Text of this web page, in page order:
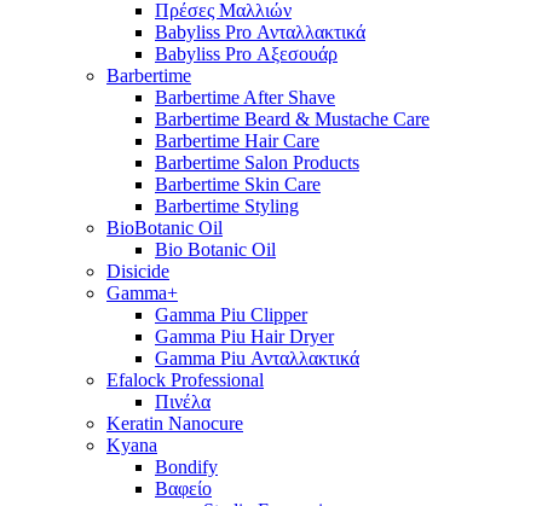
Πρέσες Μαλλιών
Babyliss Pro Ανταλλακτικά
Babyliss Pro Αξεσουάρ
Barbertime
Barbertime After Shave
Barbertime Beard & Mustache Care
Barbertime Hair Care
Barbertime Salon Products
Barbertime Skin Care
Barbertime Styling
BioBotanic Oil
Bio Botanic Oil
Disicide
Gamma+
Gamma Piu Clipper
Gamma Piu Hair Dryer
Gamma Piu Ανταλλακτικά
Efalock Professional
Πινέλα
Keratin Nanocure
Kyana
Bondify
Βαφείο